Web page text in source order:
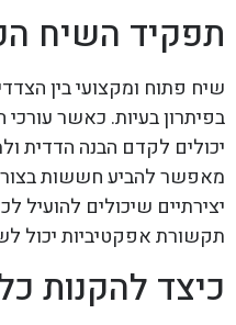
תפקיד השיח
שיח פתוח ומקצועי בין
בפיתרון בעיות. כאשר
יכולים לקדם הבנה הדדית
מאפשר להביע חששות בצורה
יצירתיים שיכולים להועיל
תקשורת אפקטיביות יכול
כיצד להקנות